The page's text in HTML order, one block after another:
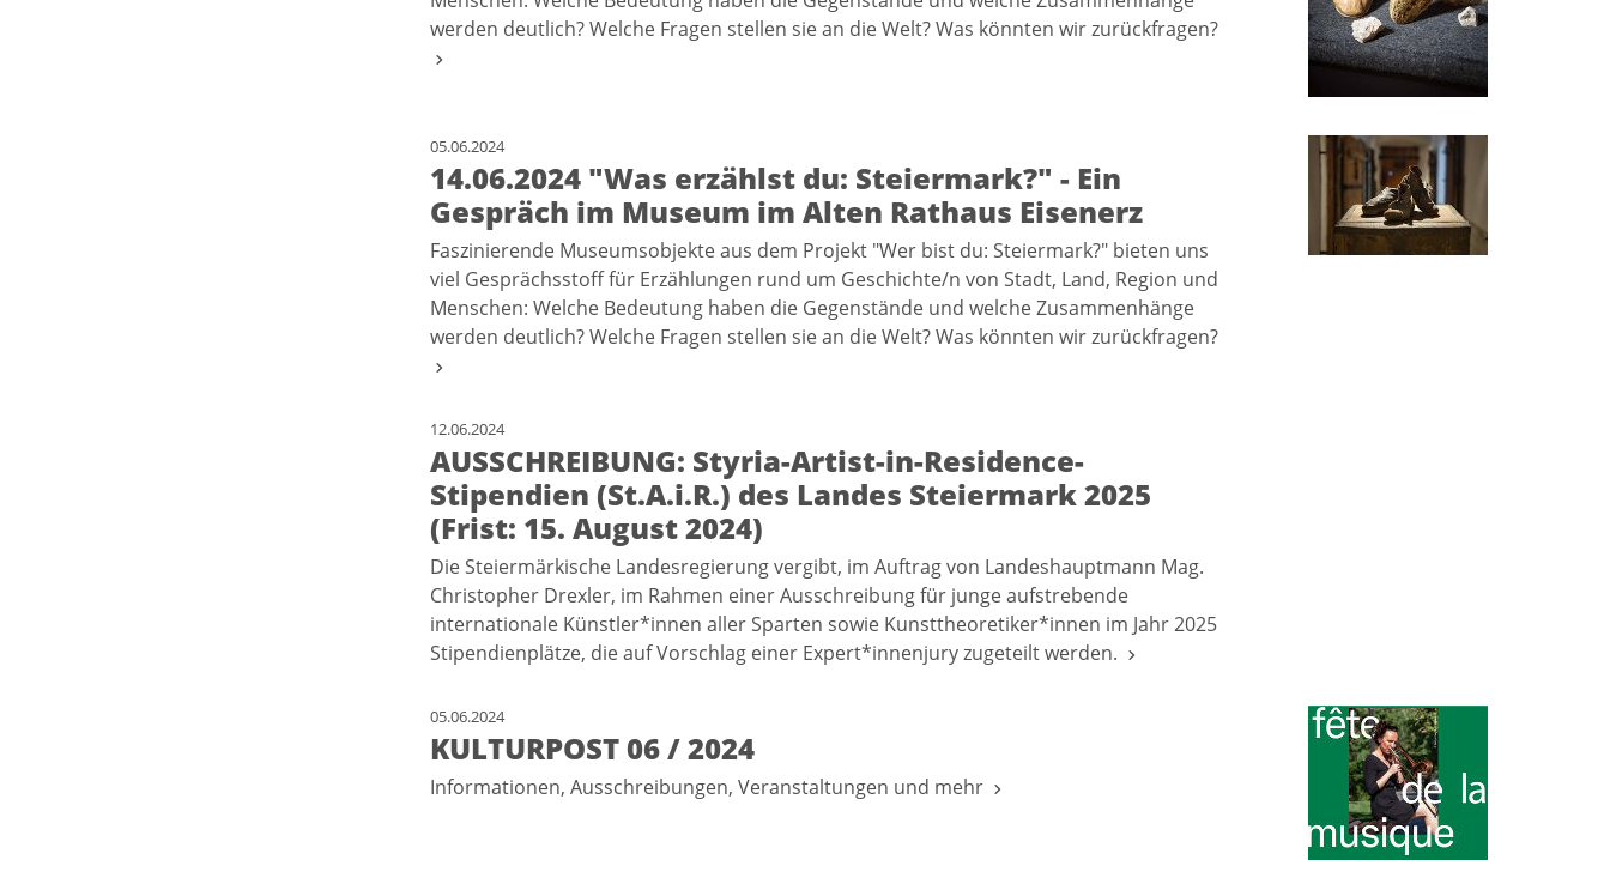
werden deutlich? Welche Fragen stellen sie an die Welt? Was könnten wir zurückfragen?
05.06.2024
14.06.2024 "Was erzählst du: Steiermark?" - Ein
Gespräch im Museum im Alten Rathaus Eisenerz
Faszinierende Museumsobjekte aus dem Projekt "Wer bist du: Steiermark?" bieten uns
viel Gesprächsstoff für Erzählungen rund um Geschichte/n von Stadt, Land, Region und
Menschen: Welche Bedeutung haben die Gegenstände und welche Zusammenhänge
werden deutlich? Welche Fragen stellen sie an die Welt? Was könnten wir zurückfragen?
12.06.2024
AUSSCHREIBUNG: Styria-Artist-in-Residence-
Stipendien (St.A.i.R.) des Landes Steiermark 2025
(Frist: 15. August 2024)
Die Steiermärkische Landesregierung vergibt, im Auftrag von Landeshauptmann Mag.
Christopher Drexler, im Rahmen einer Ausschreibung für junge aufstrebende
internationale Künstler*innen aller Sparten sowie Kunsttheoretiker*innen im Jahr 2025
Stipendienplätze, die auf Vorschlag einer Expert*innenjury zugeteilt werden.
05.06.2024
KULTURPOST 06 / 2024
Informationen, Ausschreibungen, Veranstaltungen und mehr